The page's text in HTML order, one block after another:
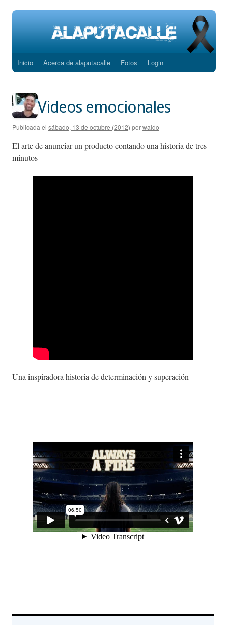
Saltar
contenido
Inicio Acerca de alaputacalle Fotos Login
Videos emocionales
Publicada el sábado, 13 de octubre (2012) porwaldo
El arte de anunciar un producto contando una historia de tres
minutos
Una inspiradora historia de determinación y superación